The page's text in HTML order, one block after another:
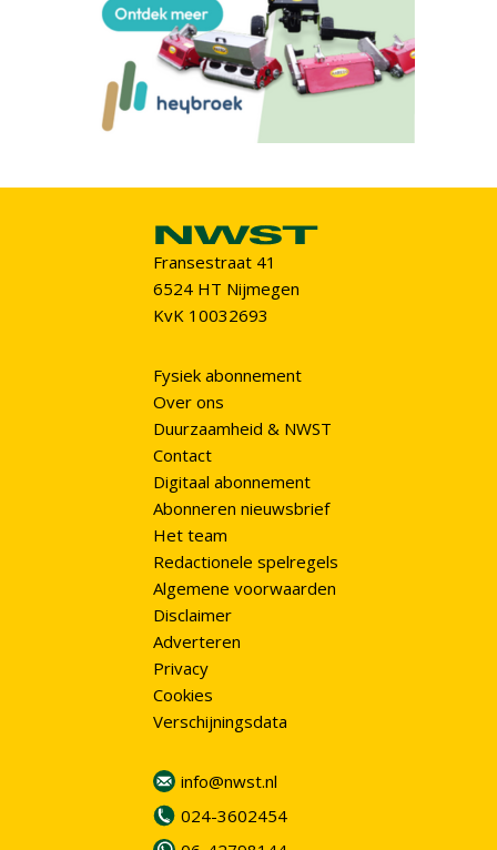
Fransestraat 41
6524 HT Nijmegen
KvK 10032693
Fysiek abonnement
Over ons
Duurzaamheid & NWST
Contact
Digitaal abonnement
Abonneren nieuwsbrief
Het team
Redactionele spelregels
Algemene voorwaarden
Disclaimer
Adverteren
Privacy
Cookies
Verschijningsdata
info@nwst.nl
024-3602454